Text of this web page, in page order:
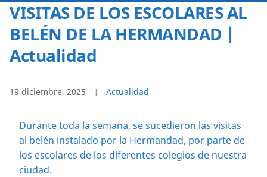
VISITAS DE LOS ESCOLARES AL
BELÉN DE LA HERMANDAD |
Actualidad
19 diciembre, 2025 Actualidad
Durante toda la semana, se sucedieron las visitas
al belén instalado por la Hermandad, por parte de
los escolares de los diferentes colegios de nuestra
ciudad.